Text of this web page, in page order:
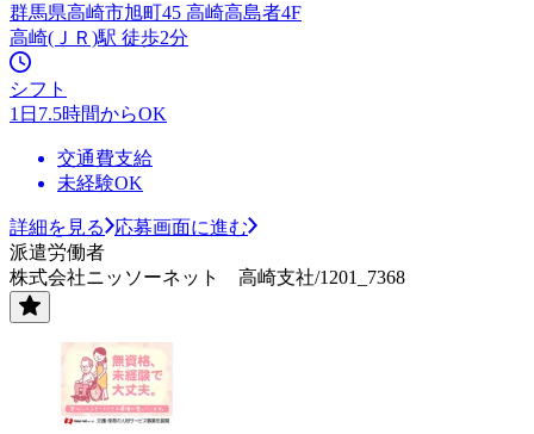
群馬県高崎市旭町45 高崎高島者4F
高崎(ＪＲ)駅 徒歩2分
シフト
1日7.5時間からOK
交通費支給
未経験OK
詳細を見る
応募画面に進む
派遣労働者
株式会社ニッソーネット 高崎支社/1201_7368